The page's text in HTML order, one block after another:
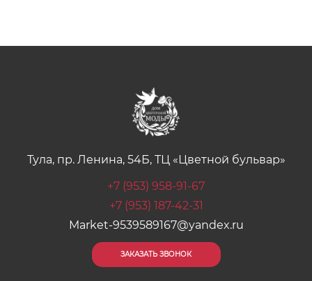
Тула, пр. Ленина, 54Б, ТЦ «Цветной бульвар»
+7 (953) 958-91-67
+7 (953) 187-42-31
Market-9539589167@yandex.ru
ЗАКАЗАТЬ ЗВОНОК